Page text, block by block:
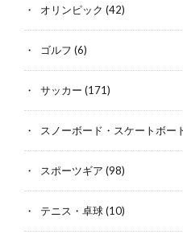
オリンピック (42)
ゴルフ (6)
サッカー (171)
スノーボード・スケートボー
スポーツギア (98)
テニス・卓球(10)